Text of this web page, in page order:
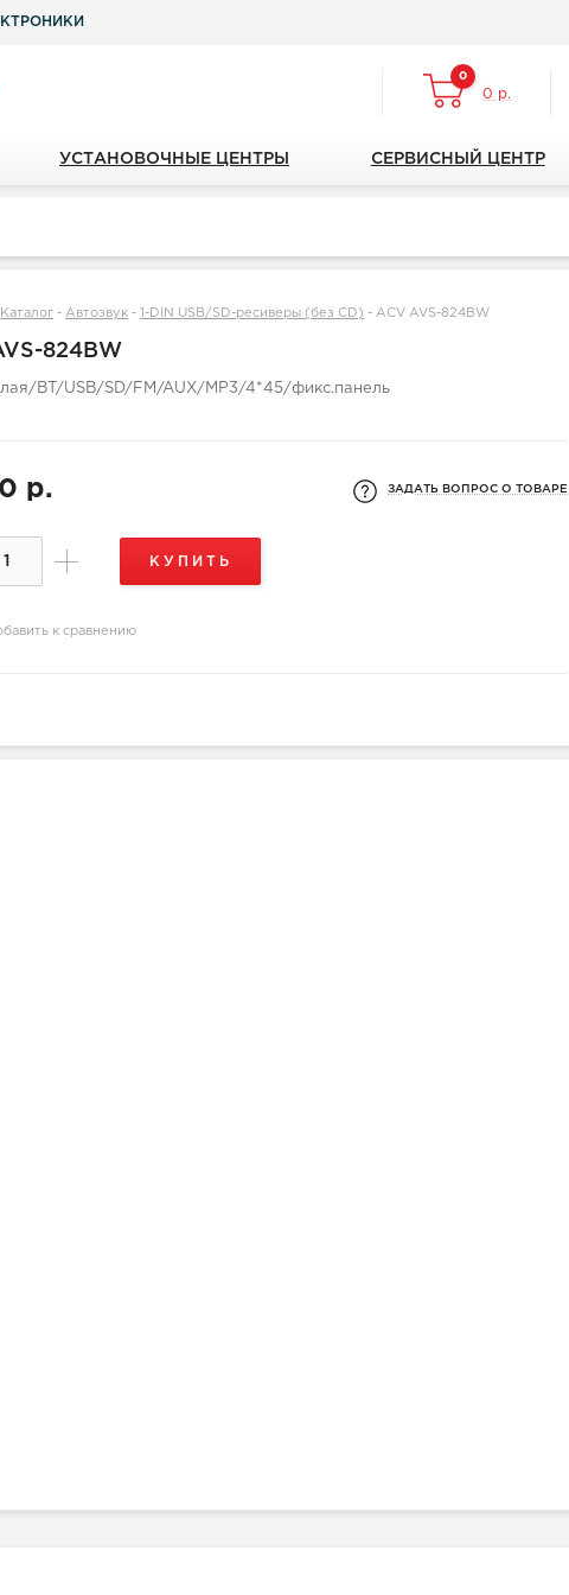
0
0 р.
УСТАНОВОЧНЫЕ ЦЕНТРЫ СЕРВИСНЫЙ ЦЕНТР
Каталог -Автозвук - 1-DIN USB/SD-ресиверы (без CD) -ACV AVS-824BW
824BW
BT/USB/SD/FM/AUX/MP3/4*45/фикс.панель
р. ЗАДАТЬ ВОПРОС О ТОВАРЕ
КУПИТЬ
к сравнению